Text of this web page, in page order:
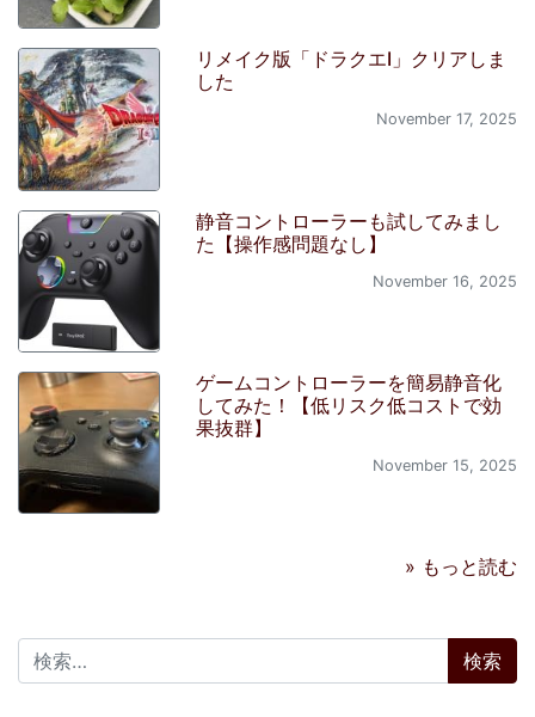
リメイク版「ドラクエI」クリアしま
した
November 17, 2025
静音コントローラーも試してみまし
た【操作感問題なし】
November 16, 2025
ゲームコントローラーを簡易静音化
してみた！【低リスク低コストで効
果抜群】
November 15, 2025
» もっと読む
検索: